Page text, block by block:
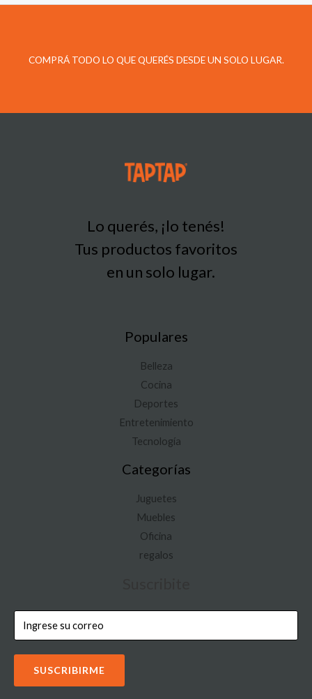
COMPRÁ TODO LO QUE QUERÉS DESDE UN SOLO LUGAR.
Lo querés, ¡lo tenés!
Tus productos favoritos
en un solo lugar.
Populares
Belleza
Cocina
Deportes
Entretenimiento
Tecnología
Categorías
Juguetes
Muebles
Oficina
regalos
SUSCRIBIRME